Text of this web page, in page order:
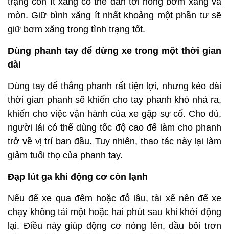
mòn. Giữ bình xăng ít nhất khoảng một phần tư sẽ
giữ bơm xăng trong tình trạng tốt.
Dùng phanh tay để dừng xe trong một thời gian
dài
Dùng tay để thắng phanh rất tiện lợi, nhưng kéo dài
thời gian phanh sẽ khiến cho tay phanh khó nhả ra,
khiến cho việc vận hành của xe gặp sự cố. Cho dù,
người lái có thể dùng tốc độ cao để làm cho phanh
trở về vị trí ban đầu. Tuy nhiên, thao tác này lại làm
giảm tuổi thọ của phanh tay.
Đạp lút ga khi động cơ còn lạnh
Nếu để xe qua đêm hoặc đỗ lâu, tài xế nên để xe
chạy không tải một hoặc hai phút sau khi khởi động
lại. Điều này giúp động cơ nóng lên, dầu bôi trơn